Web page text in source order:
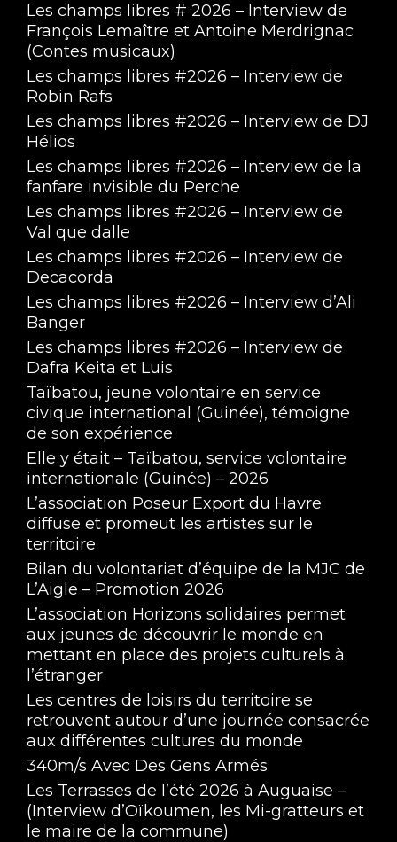
Les champs libres # 2026 – Interview de
François Lemaître et Antoine Merdrignac
(Contes musicaux)
Les champs libres #2026 – Interview de
Robin Rafs
Les champs libres #2026 – Interview de DJ
Hélios
Les champs libres #2026 – Interview de la
fanfare invisible du Perche
Les champs libres #2026 – Interview de
Val que dalle
Les champs libres #2026 – Interview de
Decacorda
Les champs libres #2026 – Interview d’Ali
Banger
Les champs libres #2026 – Interview de
Dafra Keita et Luis
Taïbatou, jeune volontaire en service
civique international (Guinée), témoigne
de son expérience
Elle y était – Taïbatou, service volontaire
internationale (Guinée) – 2026
L’association Poseur Export du Havre
diffuse et promeut les artistes sur le
territoire
Bilan du volontariat d’équipe de la MJC de
L’Aigle – Promotion 2026
L’association Horizons solidaires permet
aux jeunes de découvrir le monde en
mettant en place des projets culturels à
l’étranger
Les centres de loisirs du territoire se
retrouvent autour d’une journée consacrée
aux différentes cultures du monde
340m/s Avec Des Gens Armés
Les Terrasses de l’été 2026 à Auguaise –
(Interview d’Oïkoumen, les Mi-gratteurs et
le maire de la commune)